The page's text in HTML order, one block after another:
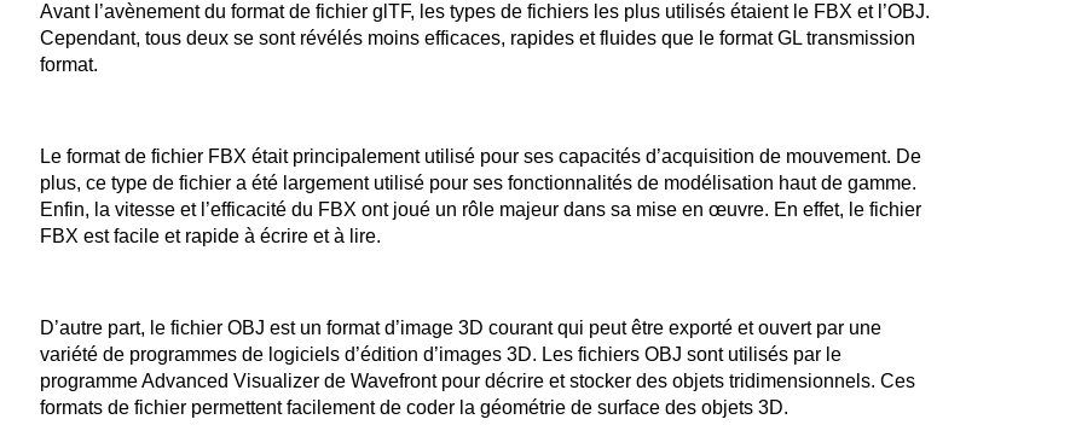
Avant l’avènement du format de fichier glTF, les types de fichiers les plus utilisés étaient le FBX et l’OBJ.
Cependant, tous deux se sont révélés moins efficaces, rapides et fluides que le format GL transmission
format.
Le format de fichier FBX était principalement utilisé pour ses capacités d’acquisition de mouvement. De
plus, ce type de fichier a été largement utilisé pour ses fonctionnalités de modélisation haut de gamme.
Enfin, la vitesse et l’efficacité du FBX ont joué un rôle majeur dans sa mise en œuvre. En effet, le fichier
FBX est facile et rapide à écrire et à lire.
D’autre part, le fichier OBJ est un format d’image 3D courant qui peut être exporté et ouvert par une
variété de programmes de logiciels d’édition d’images 3D. Les fichiers OBJ sont utilisés par le
programme Advanced Visualizer de Wavefront pour décrire et stocker des objets tridimensionnels. Ces
formats de fichier permettent facilement de coder la géométrie de surface des objets 3D.